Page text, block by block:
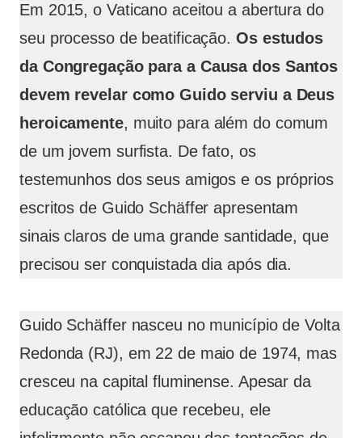
Em 2015, o Vaticano aceitou a abertura do
seu processo de beatificação. Os estudos
da Congregação para a Causa dos Santos
devem revelar como Guido serviu a Deus
heroicamente, muito para além do comum
de um jovem surfista. De fato, os
testemunhos dos seus amigos e os próprios
escritos de Guido Schäffer apresentam
sinais claros de uma grande santidade, que
precisou ser conquistada dia após dia.
Guido Schäffer nasceu no município de Volta
Redonda (RJ), em 22 de maio de 1974, mas
cresceu na capital fluminense. Apesar da
educação católica que recebeu, ele